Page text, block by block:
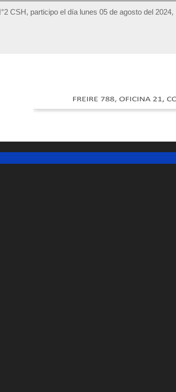
CSH, participo el día lunes 05 de agosto del 2024,